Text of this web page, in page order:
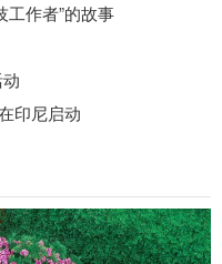
作者”的故事
印尼启动